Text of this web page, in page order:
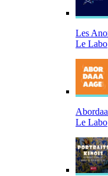
Les
Le Labo
Le Labo